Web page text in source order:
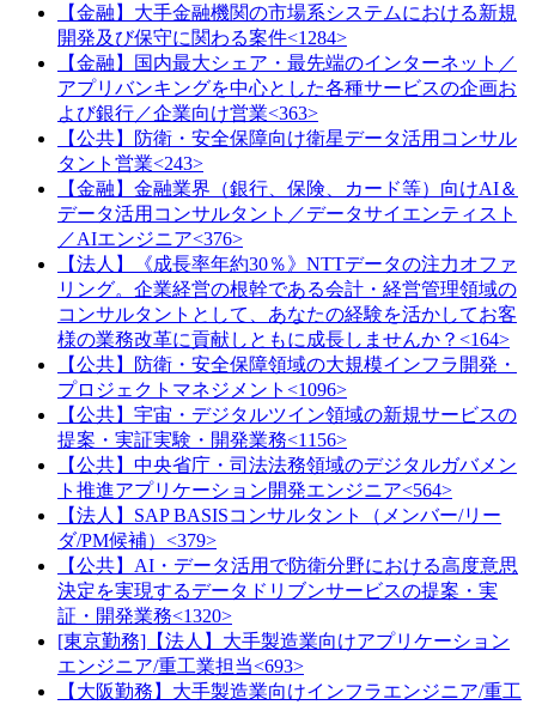
【金融】大手金融機関の市場系システムにおける新規
開発及び保守に関わる案件<1284>
【金融】国内最大シェア・最先端のインターネット／
アプリバンキングを中心とした各種サービスの企画お
よび銀行／企業向け営業<363>
【公共】防衛・安全保障向け衛星データ活用コンサル
タント営業<243>
【金融】金融業界（銀行、保険、カード等）向けAI＆
データ活用コンサルタント／データサイエンティスト
／AIエンジニア<376>
【法人】《成長率年約30％》NTTデータの注力オファ
リング。企業経営の根幹である会計・経営管理領域の
コンサルタントとして、あなたの経験を活かしてお客
様の業務改革に貢献しともに成長しませんか？<164>
【公共】防衛・安全保障領域の大規模インフラ開発・
プロジェクトマネジメント<1096>
【公共】宇宙・デジタルツイン領域の新規サービスの
提案・実証実験・開発業務<1156>
【公共】中央省庁・司法法務領域のデジタルガバメン
ト推進アプリケーション開発エンジニア<564>
【法人】SAP BASISコンサルタント（メンバー/リー
ダ/PM候補）<379>
【公共】AI・データ活用で防衛分野における高度意思
決定を実現するデータドリブンサービスの提案・実
証・開発業務<1320>
[東京勤務]【法人】大手製造業向けアプリケーション
エンジニア/重工業担当<693>
【大阪勤務】大手製造業向けインフラエンジニア/重工